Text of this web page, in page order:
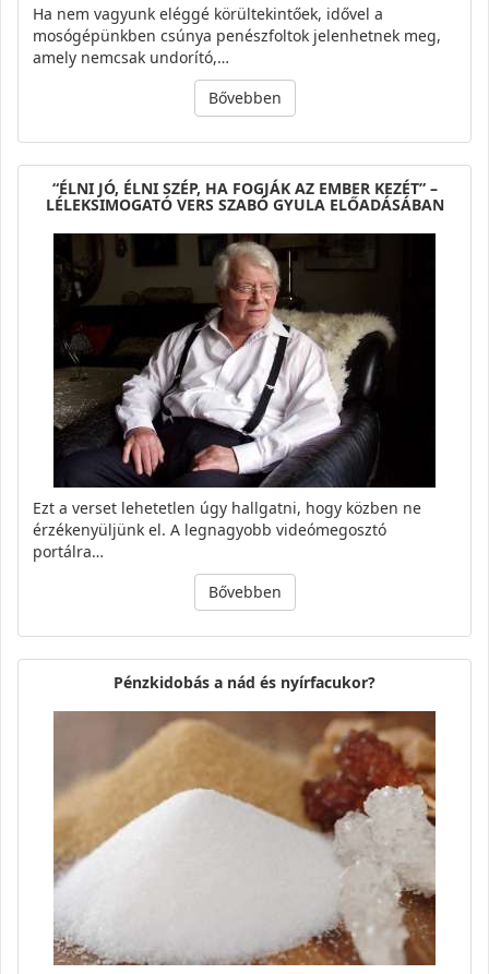
Ha nem vagyunk eléggé körültekintőek, idővel a
mosógépünkben csúnya penészfoltok jelenhetnek meg,
amely nemcsak undorító,…
Bővebben
“ÉLNI JÓ, ÉLNI SZÉP, HA FOGJÁK AZ EMBER KEZÉT” –
LÉLEKSIMOGATÓ VERS SZABÓ GYULA ELŐADÁSÁBAN
Ezt a verset lehetetlen úgy hallgatni, hogy közben ne
érzékenyüljünk el. A legnagyobb videómegosztó
portálra…
Bővebben
Pénzkidobás a nád és nyírfacukor?